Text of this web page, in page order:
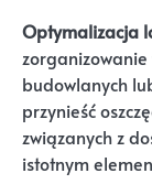
Optymalizacja
budowlanych
przynieść
związanych z
istotnym